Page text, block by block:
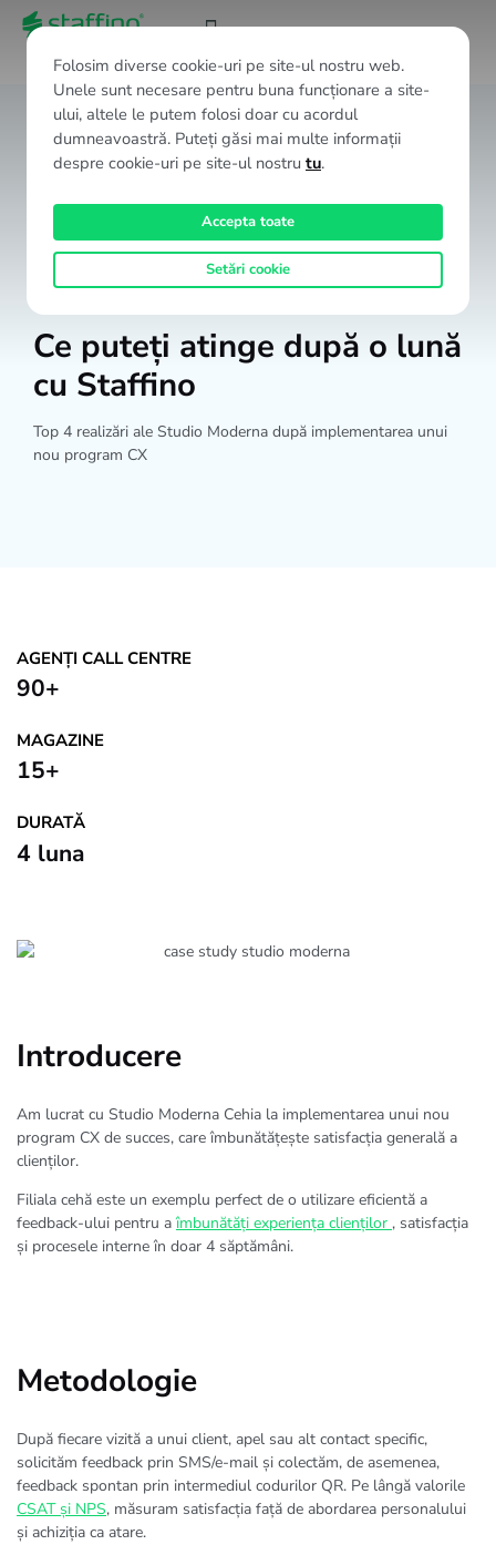
Ce puteți atinge după o lună
cu Staffino
Top 4 realizări ale Studio Moderna după implementarea unui
nou program CX
AGENȚI CALL CENTRE
90+
MAGAZINE
15+
DURATĂ
4 luna
Introducere
Am lucrat cu Studio Moderna Cehia la implementarea unui nou
program CX de succes, care îmbunătățește satisfacția generală a
clienților.
Filiala cehă este un exemplu perfect de o utilizare eficientă a
feedback-ului pentru aîmbunătăți experiența clienților , satisfacția
și procesele interne în doar 4 săptămâni.
Metodologie
După fiecare vizită a unui client, apel sau alt contact specific,
solicităm feedback prin SMS/e-mail și colectăm, de asemenea,
feedback spontan prin intermediul codurilor QR. Pe lângă valorile
CSAT și NPS, măsuram satisfacția față de abordarea personalului
și achiziția ca atare.
Folosim diverse cookie-uri pe site-ul nostru web.
Unele sunt necesare pentru buna funcționare a site-
ului, altele le putem folosi doar cu acordul
dumneavoastră. Puteți găsi mai multe informații
despre cookie-uri pe site-ul nostru tu.
Accepta toate
Setări cookie